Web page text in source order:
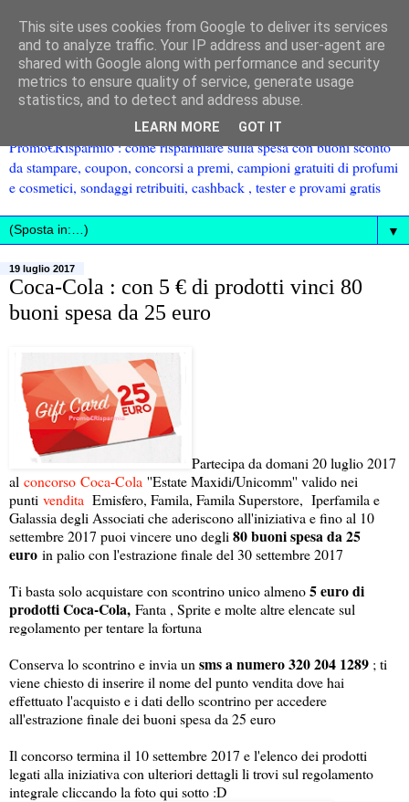
Promo€Risparmio : come risparmiare sulla spesa con buoni sconto
da stampare, coupon, concorsi a premi, campioni gratuiti di profumi
e cosmetici, sondaggi retribuiti, cashback , tester e provami gratis
▼
19 luglio 2017
Coca-Cola : con 5 € di prodotti vinci 80
buoni spesa da 25 euro
Partecipa da domani 20 luglio 2017
al concorso Coca-Cola ''Estate Maxidi/Unicomm'' valido nei
punti vendita Emisfero, Famila, Famila Superstore, Iperfamila e
Galassia degli Associati che aderiscono all'iniziativa e fino al 10
settembre 2017 puoi vincere uno degli 80 buoni spesa da 25
euro in palio con l'estrazione finale del 30 settembre 2017
Ti basta solo acquistare con scontrino unico almeno5 euro di
prodotti Coca-Cola, Fanta , Sprite e molte altre elencate sul
regolamento per tentare la fortuna
Conserva lo scontrino e invia un sms a numero 320 204 1289 ; ti
viene chiesto di inserire il nome del punto vendita dove hai
effettuato l'acquisto e i dati dello scontrino per accedere
all'estrazione finale dei buoni spesa da 25 euro
Il concorso termina il 10 settembre 2017 e l'elenco dei prodotti
legati alla iniziativa con ulteriori dettagli li trovi sul regolamento
integrale cliccando la foto qui sotto :D
This site uses cookies from Google to deliver its services
and to analyze traffic. Your IP address and user-agent are
shared with Google along with performance and security
metrics to ensure quality of service, generate usage
statistics, and to detect and address abuse.
LEARN MORE GOT IT